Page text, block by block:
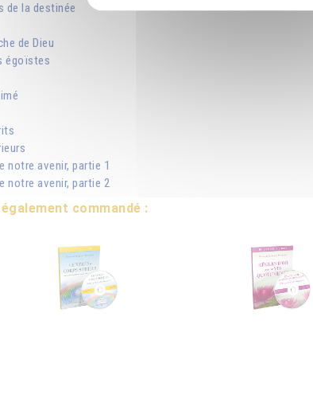
de la destinée
de Dieu
égoïstes
notre avenir, partie 1
notre avenir, partie 2
commandé :